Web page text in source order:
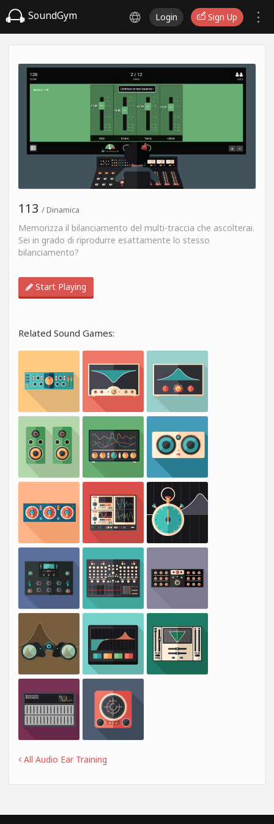
SoundGym Login Sign Up
113 / Dinamica
Memorizza il bilanciamento del multi-traccia che ascolterai.
Sei in grado di riprodurre esattamente lo stesso
bilanciamento?
Start Playing
Related Sound Games:
All Audio Ear Training